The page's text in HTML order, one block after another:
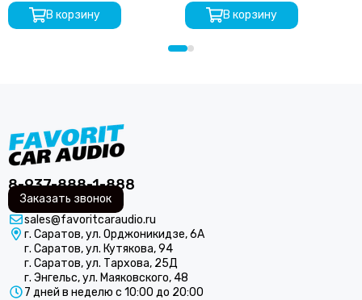
В корзину В корзину
8-937-888-1-888
Заказать звонок
sales@favoritcaraudio.ru
г. Саратов, ул. Орджоникидзе, 6А
г. Саратов, ул. Кутякова, 94
г. Саратов, ул. Тархова, 25Д
г. Энгельс, ул. Маяковского, 48
7 дней в неделю с 10:00 до 20:00